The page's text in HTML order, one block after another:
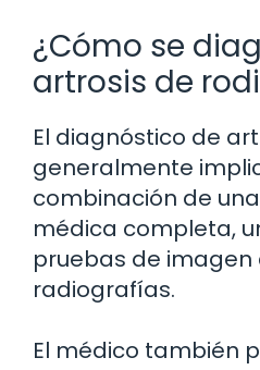
¿Cómo se
artrosis de
El diagnóstico de
generalmente
combinación de
médica completa,
pruebas de imagen
radiografías.
El médico también